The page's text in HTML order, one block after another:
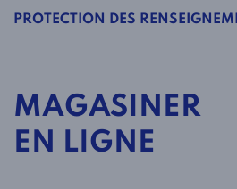
PROTECTION DES
MAGASINER
EN LIGNE